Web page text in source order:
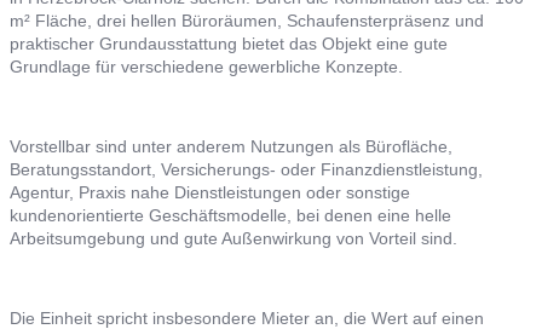
m² Fläche, drei hellen Büroräumen, Schaufensterpräsenz und
praktischer Grundausstattung bietet das Objekt eine gute
Grundlage für verschiedene gewerbliche Konzepte.
Vorstellbar sind unter anderem Nutzungen als Bürofläche,
Beratungsstandort, Versicherungs- oder Finanzdienstleistung,
Agentur, Praxis nahe Dienstleistungen oder sonstige
kundenorientierte Geschäftsmodelle, bei denen eine helle
Arbeitsumgebung und gute Außenwirkung von Vorteil sind.
Die Einheit spricht insbesondere Mieter an, die Wert auf einen